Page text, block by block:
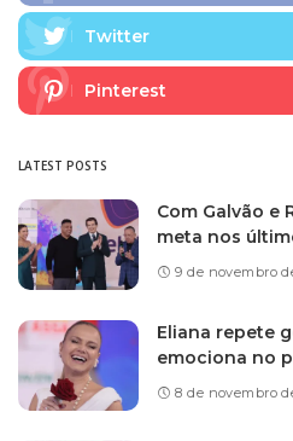
Twitter
Pinterest
LATEST POSTS
Com Galvão e
meta nos
9 de novembro
Eliana repete
emociona no
8 de novembro